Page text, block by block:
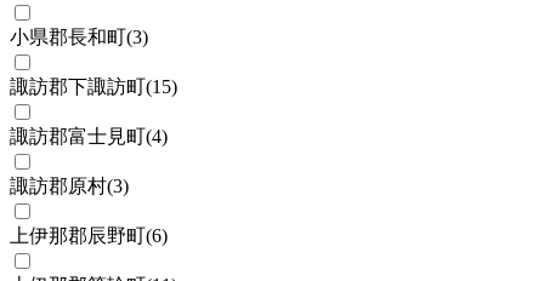
小県郡長和町(3)
諏訪郡下諏訪町(15)
諏訪郡富士見町(4)
諏訪郡原村(3)
上伊那郡辰野町(6)